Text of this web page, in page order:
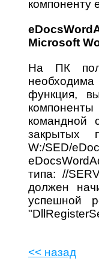
компоненту
Microsoft
На ПК
функция,
командной
закрытых
W:/SED/
типа: //
должен
успешной
<< назад